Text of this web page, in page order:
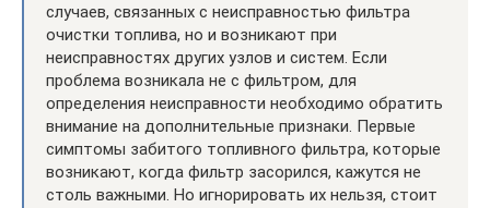
случаев, связанных с неисправностью фильтра
очистки топлива, но и возникают при
неисправностях других узлов и систем. Если
проблема возникала не с фильтром, для
определения неисправности необходимо обратить
внимание на дополнительные признаки. Первые
симптомы забитого топливного фильтра, которые
возникают, когда фильтр засорился, кажутся не
столь важными. Но игнорировать их нельзя, стоит